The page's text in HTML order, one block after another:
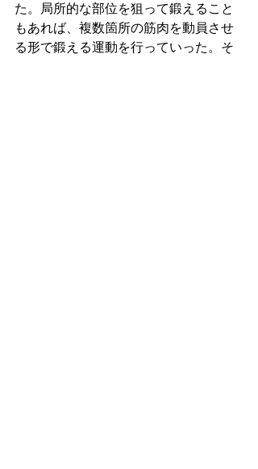
た。局所的な部位を狙って鍛えること
もあれば、複数箇所の筋肉を動員させ
る形で鍛える運動を行っていった。そ